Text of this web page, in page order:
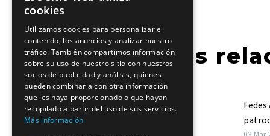
Entradas
Las aurinegras caen en tierras
madrileñas
cookies
Utilizamos cookies para personalizar el
contenido, los anuncios y analizar nuestro
tráfico. También compartimos información
sobre su uso de nuestro sitio con nuestros
socios de publicidad y análisis, quienes
pueden combinarla con otra información
que les haya proporcionado o que hayan
recopilado a partir del uso de sus servicios.
Más información